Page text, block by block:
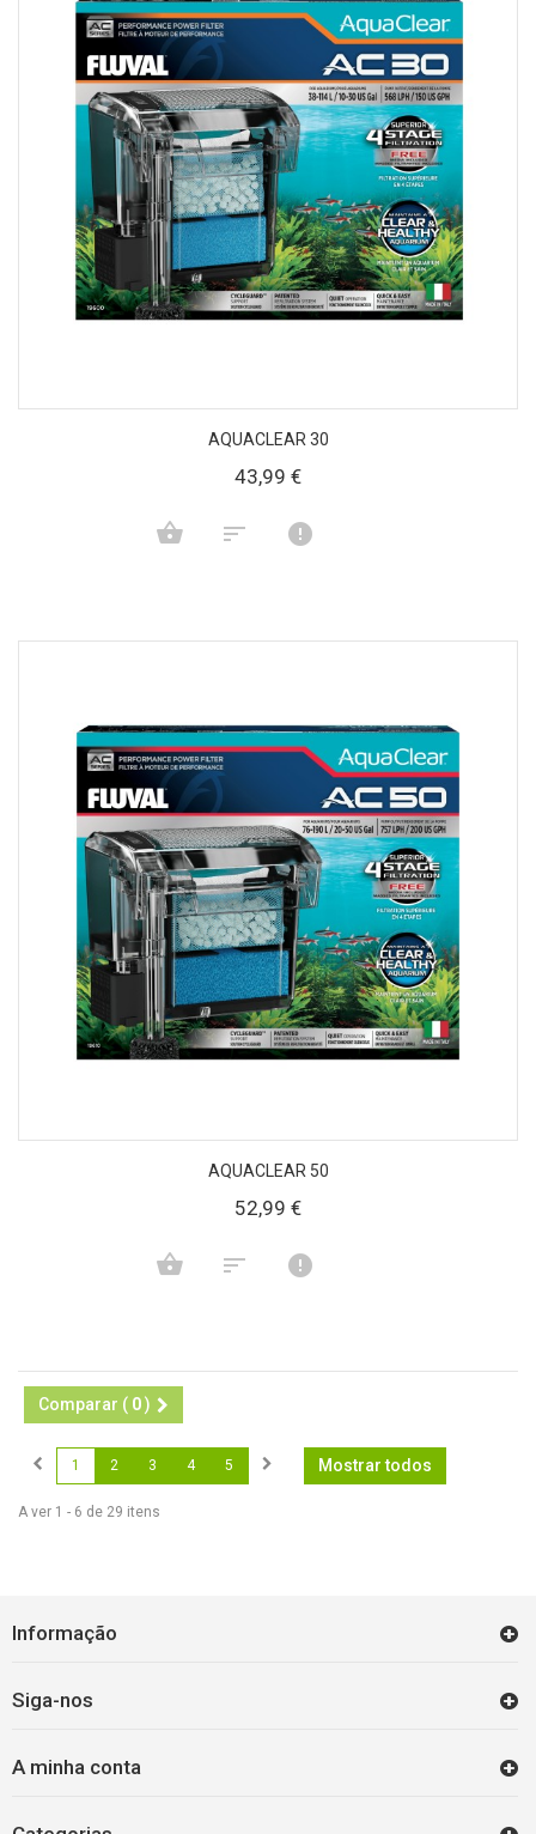
AQUACLEAR 30
43,99 €
AQUACLEAR 50
52,99 €
Comparar ( 0)
Mostrar todos
1 2 3 4 5
A ver 1 - 6 de 29 itens
Informação
Siga-nos
A minha conta